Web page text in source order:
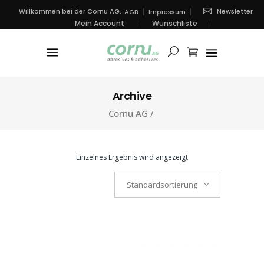
Willkommen bei der Cornu AG. AGB Impressum Newsletter
Mein Account Wunschliste
Archive
Cornu AG /
Einzelnes Ergebnis wird angezeigt
Standardsortierung